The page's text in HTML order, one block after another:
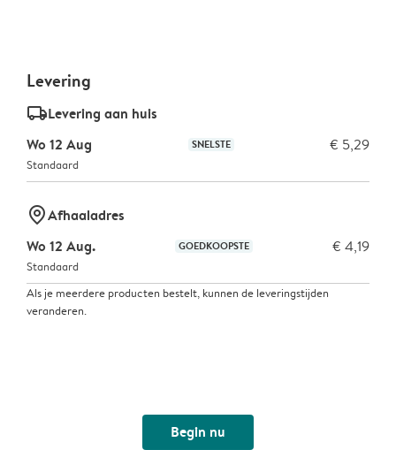
Levering
delivery_standard_v2Levering aan huis
Wo 12 Aug
SNELSTE € 5,29
Standaard
marker-pinAfhaaladres
Wo 12 Aug.
GOEDKOOPSTE € 4,19
Standaard
Als je meerdere producten bestelt, kunnen de leveringstijden
veranderen.
Begin nu